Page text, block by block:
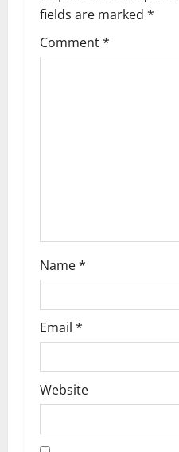
t
i
fields are marked *
Comment*
Name*
Email *
Website